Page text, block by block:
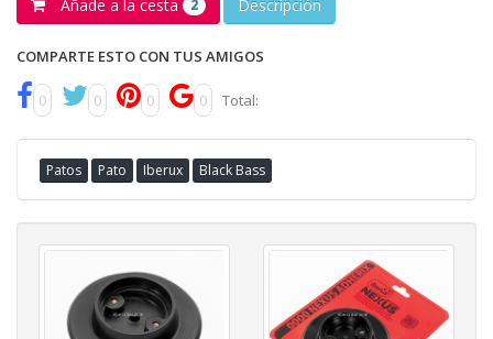
Añade a la cesta 2 Descripción
COMPARTE ESTO CON TUS AMIGOS
0 0 0 0 Total:
Patos Pato Iberux Black Bass